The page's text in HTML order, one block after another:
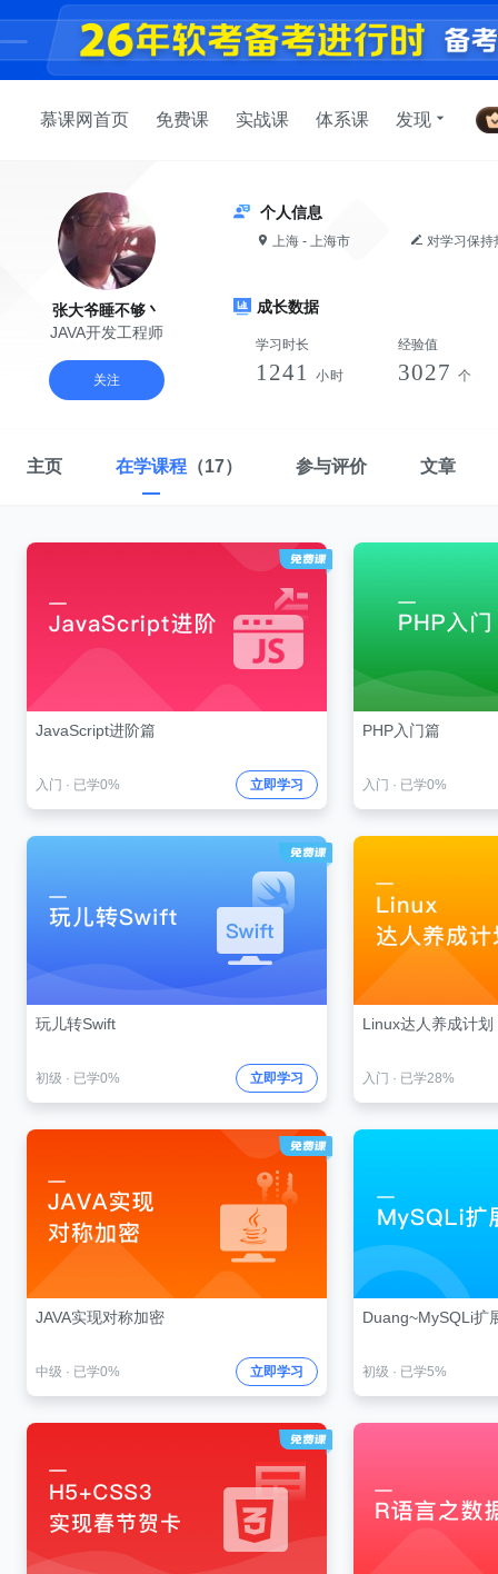
慕课网首页 免费课 实战课 体系课 发现
张大爷睡不够丶
JAVA开发工程师
关注
个人信息
上海 - 上海市 对学习保持
成长数据
学习时长
1241 小时
经验值
3027 个
主页 在学课程 （17） 参与评价 文章
JavaScript进阶篇
入门 · 已学0% 立即学习
PHP入门篇
入门 · 已学0%
玩儿转Swift
初级 · 已学0% 立即学习
Linux达人养成计划
入门 · 已学28%
JAVA实现对称加密
中级 · 已学0% 立即学习
Duang~MySQLi扩
初级 · 已学5%